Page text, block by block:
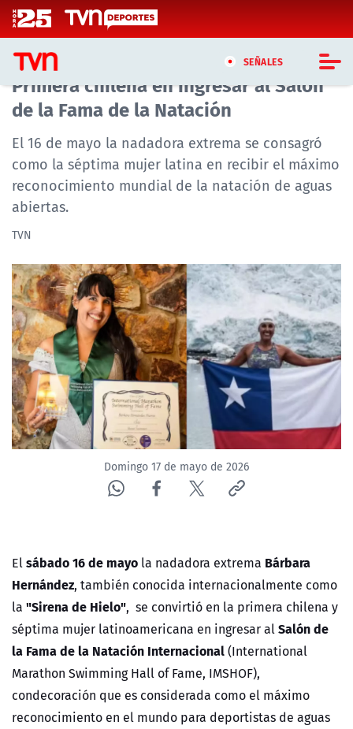
Click acá para ir directamente al contenido
SEÑALES
CASTING MASTERCHEF CHILE
CASTING TVN VERTICAL
TVN VERTICAL
PROGRAMAS
TELESERIES
NTV
ACTUALIDAD Y TENDENCIAS
CORPORATIVO Y TRANSPARENCIA
CANAL DE DENUNCIAS
Bárbara Hernández hace historia:
Primera chilena en ingresar al Salón
de la Fama de la Natación
El 16 de mayo la nadadora extrema se consagró
como la séptima mujer latina en recibir el máximo
reconocimiento mundial de la natación de aguas
abiertas.
TVN
Domingo 17 de mayo de 2026
Elsábado 16 de mayo la nadadora extrema Bárbara
Hernández, también conocida internacionalmente como
la "Sirena de Hielo", se convirtió en la primera chilena y
séptima mujer latinoamericana en ingresar alSalón de
la Fama de la Natación Internacional(International
Marathon Swimming Hall of Fame, IMSHOF),
condecoración que es considerada como el máximo
reconocimiento en el mundo para deportistas de aguas